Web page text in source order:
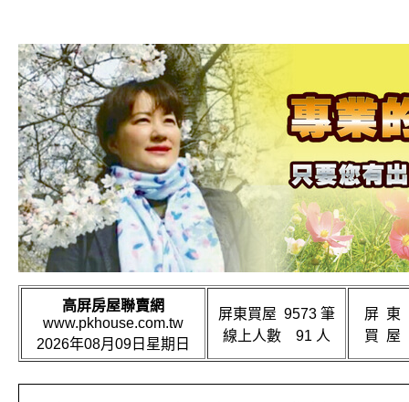
高屏房屋聯賣網
www.pkhouse.com.tw
2026年08月09日星期日
屏東買屋 9573 筆
線上人數 91 人
屏 東
買 屋